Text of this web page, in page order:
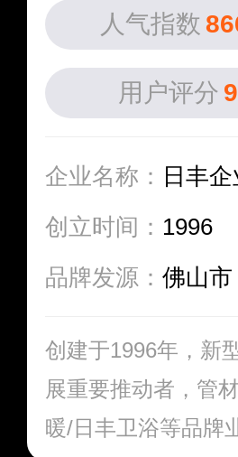
人气指数
用户评分
企业名称： 日丰
创立时间： 1996
品牌发源： 佛山市
创建于1996年，新
展重要推动者，管
暖/日丰卫浴等品牌